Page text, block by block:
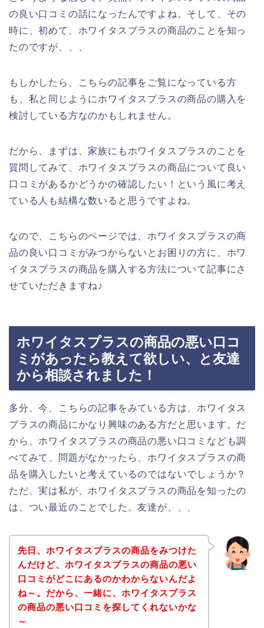
の良い口コミの話になったんですよね。そして、その
時に、初めて、ホワイタスプラスの商品のことを知っ
たのですが、、、
もしかしたら、こちらの記事をご覧になっている方
も、私と同じようにホワイタスプラスの商品の購入を
検討している方なのかもしれません。
だから、まずは、家族にもホワイタスプラスのことを
質問してみて、ホワイタスプラスの商品について良い
口コミがあるかどうかの確認したい！という風に考え
ている人も結構な数いると思うですよね。
なので、こちらのページでは、ホワイタスプラスの商
品の良い口コミがみつからないとお困りの方に、ホワ
イタスプラスの商品を購入する方法について記事にさ
せていただきますね♪
ホワイタスプラスの商品の悪い口コ
ミがあったら教えて欲しい、と友達
から相談されました！
多分、今、こちらの記事をみている方は、ホワイタス
プラスの商品にかなり興味のある方だと思います。だ
から、ホワイタスプラスの商品の悪い口コミなども調
べてみて、問題がなかったら、ホワイタスプラスの商
品を購入したいと考えているのではないでしょうか？
ただ、実は私が、ホワイタスプラスの商品を知ったの
は、つい最近のことでした。友達が、、、
先日、ホワイタスプラスの商品をみつけた
んだけど、ホワイタスプラスの商品の悪い
口コミがどこにあるのかわからないんだよ
ね～。だから、一緒に、ホワイタスプラス
の商品の悪い口コミを探してくれないかな
～